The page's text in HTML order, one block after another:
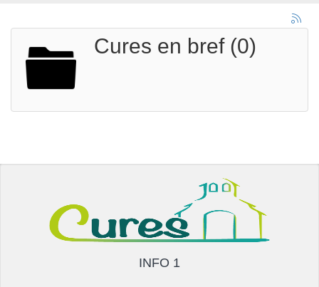
Cures en bref (0)
INFO 1